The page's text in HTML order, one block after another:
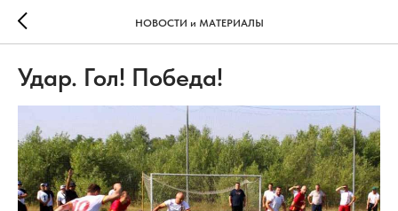
НОВОСТИ и МАТЕРИАЛЫ
Удар. Гол! Победа!